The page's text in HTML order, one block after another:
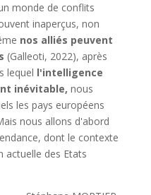
monde de conflits
inaperçus, non
nos alliés peuvent
(Galleoti, 2022), après
lequel l'intelligence
inévitable, nous
les pays européens
nous allons d'abord
dont le contexte
actuelle des Etats